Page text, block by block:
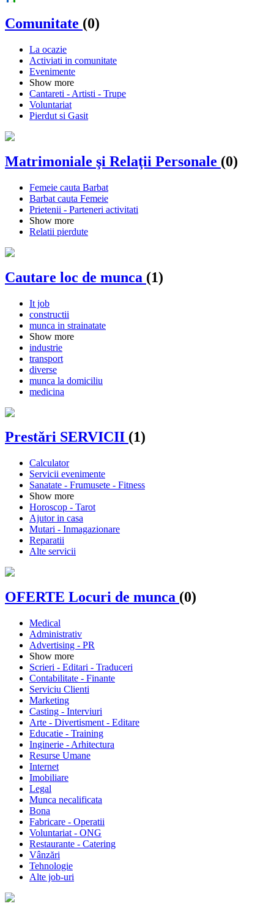
Comunitate (0)
La ocazie
Activiati in comunitate
Evenimente
Show more
Cantareti - Artisti - Trupe
Voluntariat
Pierdut si Gasit
Matrimoniale şi Relaţii Personale (0)
Femeie cauta Barbat
Barbat cauta Femeie
Prietenii - Parteneri activitati
Show more
Relatii pierdute
Cautare loc de munca (1)
It job
constructii
munca in strainatate
Show more
industrie
transport
diverse
munca la domiciliu
medicina
Prestări SERVICII (1)
Calculator
Servicii evenimente
Sanatate - Frumusete - Fitness
Show more
Horoscop - Tarot
Ajutor in casa
Mutari - Inmagazionare
Reparatii
Alte servicii
OFERTE Locuri de munca (0)
Medical
Administrativ
Advertising - PR
Show more
Scrieri - Editari - Traduceri
Contabilitate - Finante
Serviciu Clienti
Marketing
Casting - Interviuri
Arte - Divertisment - Editare
Educatie - Training
Inginerie - Arhitectura
Resurse Umane
Internet
Imobiliare
Legal
Munca necalificata
Bona
Fabricare - Operatii
Voluntariat - ONG
Restaurante - Catering
Vânzări
Tehnologie
Alte job-uri